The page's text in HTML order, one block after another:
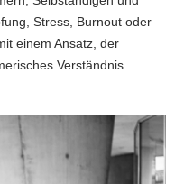
Stress, Burnout oder
einem Ansatz, der
Verständnis